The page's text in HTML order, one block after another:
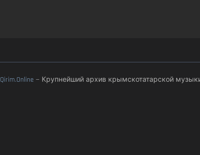
Qirim.Online — Крупнейший архив крымскотатарской